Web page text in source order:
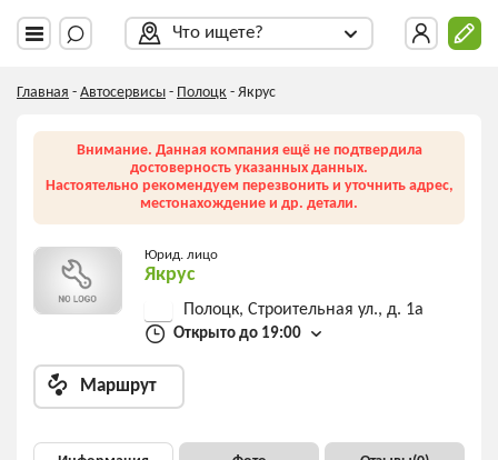
Что ищете?
Главная - Автосервисы - Полоцк - Якрус
Внимание. Данная компания ещё не подтвердила
достоверность указанных данных.
Настоятельно рекомендуем перезвонить и уточнить адрес,
местонахождение и др. детали.
Юрид. лицо
Якрус
Полоцк, Строительная ул., д. 1а
Открыто до 19:00
Маршрут